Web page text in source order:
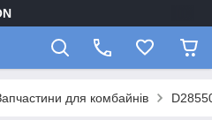
для комбайнів